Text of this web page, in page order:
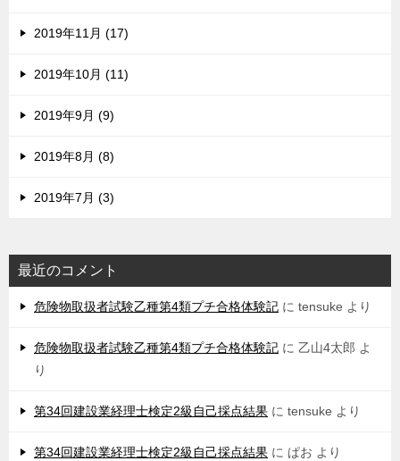
2019年11月 (17)
2019年10月 (11)
2019年9月 (9)
2019年8月 (8)
2019年7月 (3)
最近のコメント
危険物取扱者試験乙種第4類プチ合格体験記 に tensuke より
危険物取扱者試験乙種第4類プチ合格体験記 に 乙山4太郎 よ
り
第34回建設業経理士検定2級自己採点結果 に tensuke より
第34回建設業経理士検定2級自己採点結果 に ぱお より